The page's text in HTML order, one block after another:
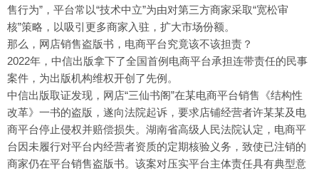
售行为”，平台常以“技术中立”为由对第三方商家采取“宽松审
核”策略，以吸引更多商家入驻，扩大市场份额。
那么，网店销售盗版书，电商平台究竟该不该担责？
2022年，中信出版拿下了全国首例电商平台承担连带责任的民事
案件，为出版机构维权开创了先例。
中信出版取证发现，网店“三仙书阁”在某电商平台销售《结构性
改革》一书的盗版，遂向法院起诉，要求店铺经营者许某某及电
商平台停止侵权并赔偿损失。湖南省高级人民法院认定，电商平
台因未履行对平台内经营者资质的定期核验义务，致使已注销的
商家仍在平台销售盗版书。该案对压实平台主体责任具有典型意